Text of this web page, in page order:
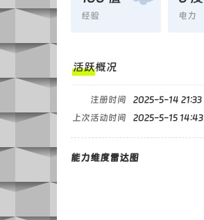
经验 电力
活跃概况
注册时间 2025-5-14 21:33
上次活动时间
2025-5-15 14:43
能力维度雷达图